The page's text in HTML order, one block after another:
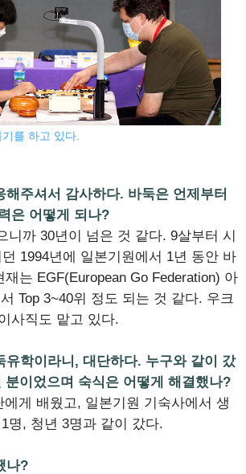
를 하고 있다.
주셔서 감사하다. 바둑은 언제부터
은 어떻게 되나?
니까 30년이 넘은 것 같다. 9살부터 시
1994년에 일본기원에서 1년 동안 바
는 EGF(European Go Federation) 아
Top 3~40위 정도 되는 것 같다. 우크
사직도 맡고 있다.
유학이라니, 대단하다. 누구와 같이 갔
분이었으며 숙식은 어떻게 해결했나?
에게 배웠고, 일본기원 기숙사에서 생
명, 청년 3명과 같이 갔다.
나?